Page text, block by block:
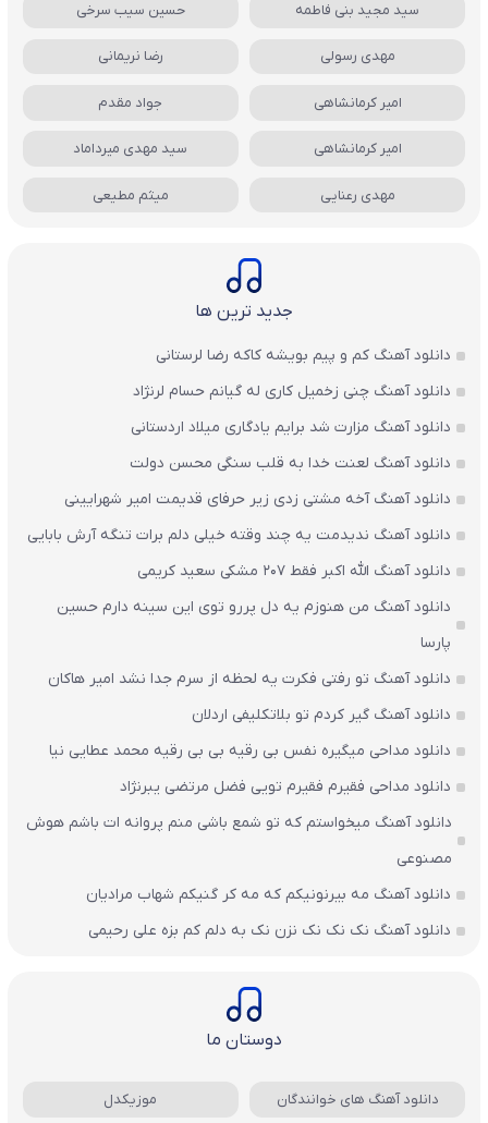
سید مجید بنی فاطمه حسین سیب سرخی
مهدی رسولی رضا نریمانی
امیر کرمانشاهی جواد مقدم
امیر کرمانشاهی سید مهدی میرداماد
مهدی رعنایی میثم مطیعی
جدید ترین ها
دانلود آهنگ کم و پیم بویشه کاکه رضا لرستانی
دانلود آهنگ چنی زخمیل کاری له گیانم حسام لرنژاد
دانلود آهنگ مزارت شد برایم یادگاری میلاد اردستانی
دانلود آهنگ لعنت خدا به قلب سنگی محسن دولت
دانلود آهنگ آخه مشتی زدی زیر حرفای قدیمت امیر شهرایینی
دانلود آهنگ ندیدمت یه چند وقته خیلی دلم برات تنگه آرش بابایی
دانلود آهنگ الله اکبر فقط 207 مشکی سعید کریمی
دانلود آهنگ من هنوزم یه دل پررو توی این سینه دارم حسین
پارسا
دانلود آهنگ تو رفتی فکرت یه لحظه از سرم جدا نشد امیر هاکان
دانلود آهنگ گیر کردم تو بلاتکلیفی اردلان
دانلود مداحی میگیره نفس بی رقیه بی بی رقیه محمد عطایی نیا
دانلود مداحی فقیرم فقیرم تویی فضل مرتضی یبرنژاد
دانلود آهنگ میخواستم که تو شمع باشی منم پروانه ات باشم هوش
مصنوعی
دانلود آهنگ مه بیرنونیکم که مه کر گنیکم شهاب مرادیان
دانلود آهنگ نک نک نک نزن نک به دلم کم بزه علی رحیمی
دوستان ما
دانلود آهنگ های خوانندگان موزیکدل